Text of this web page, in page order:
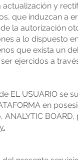
y
que induzcan a
la autorización
a lo dispuesto
que exista un
ejercidos a
EL USUARIO se
en